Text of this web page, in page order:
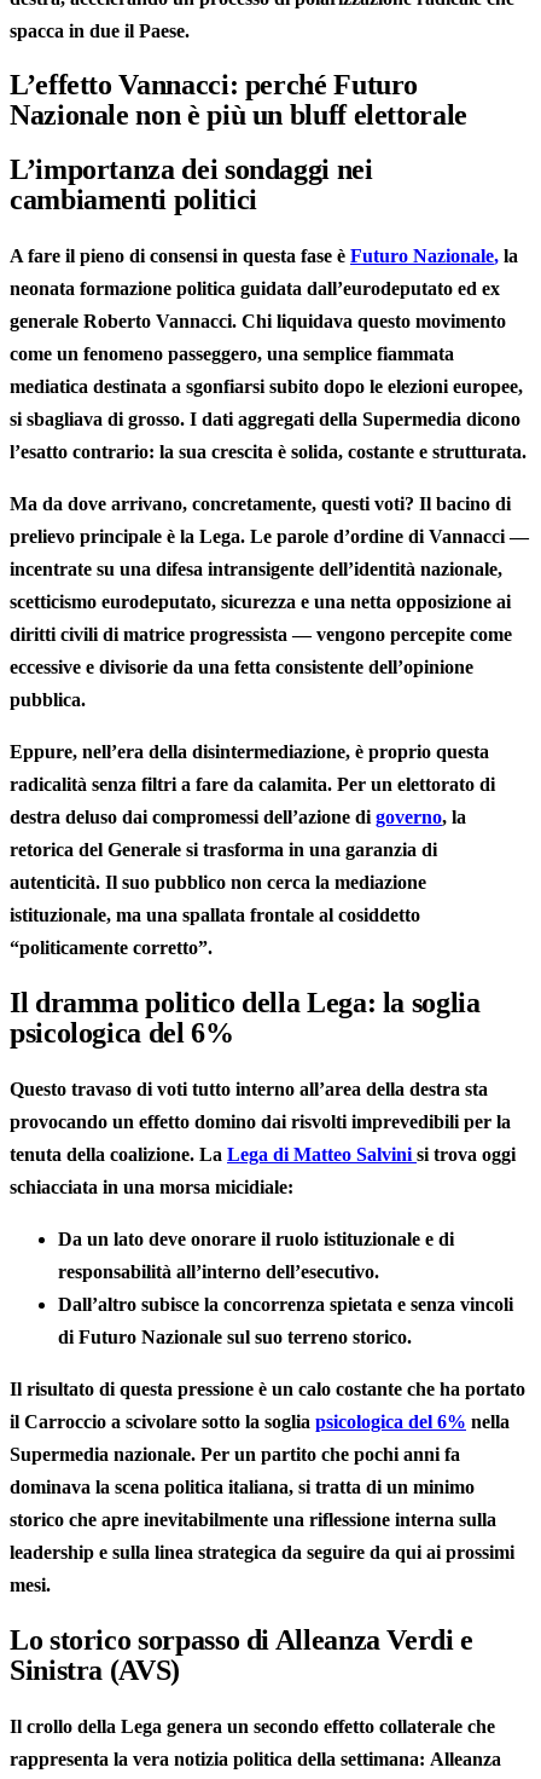
spacca in due il Paese.
L’effetto Vannacci: perché Futuro
Nazionale non è più un bluff elettorale
L’importanza dei sondaggi nei
cambiamenti politici
A fare il pieno di consensi in questa fase è Futuro Nazionale, la
neonata formazione politica guidata dall’eurodeputato ed ex
generale Roberto Vannacci. Chi liquidava questo movimento
come un fenomeno passeggero, una semplice fiammata
mediatica destinata a sgonfiarsi subito dopo le elezioni europee,
si sbagliava di grosso. I dati aggregati della Supermedia dicono
l’esatto contrario: la sua crescita è solida, costante e strutturata.
Ma da dove arrivano, concretamente, questi voti? Il bacino di
prelievo principale è la Lega. Le parole d’ordine di Vannacci —
incentrate su una difesa intransigente dell’identità nazionale,
scetticismo eurodeputato, sicurezza e una netta opposizione ai
diritti civili di matrice progressista — vengono percepite come
eccessive e divisorie da una fetta consistente dell’opinione
pubblica.
Eppure, nell’era della disintermediazione, è proprio questa
radicalità senza filtri a fare da calamita. Per un elettorato di
destra deluso dai compromessi dell’azione di governo, la
retorica del Generale si trasforma in una garanzia di
autenticità. Il suo pubblico non cerca la mediazione
istituzionale, ma una spallata frontale al cosiddetto
“politicamente corretto”.
Il dramma politico della Lega: la soglia
psicologica del 6%
Questo travaso di voti tutto interno all’area della destra sta
provocando un effetto domino dai risvolti imprevedibili per la
tenuta della coalizione. La Lega di Matteo Salvini si trova oggi
schiacciata in una morsa micidiale:
Da un lato deve onorare il ruolo istituzionale e di
responsabilità all’interno dell’esecutivo.
Dall’altro subisce la concorrenza spietata e senza vincoli
di Futuro Nazionale sul suo terreno storico.
Il risultato di questa pressione è un calo costante che ha portato
il Carroccio a scivolare sotto la soglia psicologica del 6% nella
Supermedia nazionale. Per un partito che pochi anni fa
dominava la scena politica italiana, si tratta di un minimo
storico che apre inevitabilmente una riflessione interna sulla
leadership e sulla linea strategica da seguire da qui ai prossimi
mesi.
Lo storico sorpasso di Alleanza Verdi e
Sinistra (AVS)
Il crollo della Lega genera un secondo effetto collaterale che
rappresenta la vera notizia politica della settimana: Alleanza